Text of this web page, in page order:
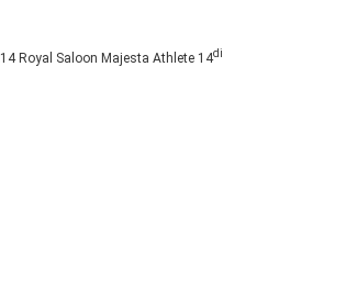
Royal Saloon Majesta Athlete 14di